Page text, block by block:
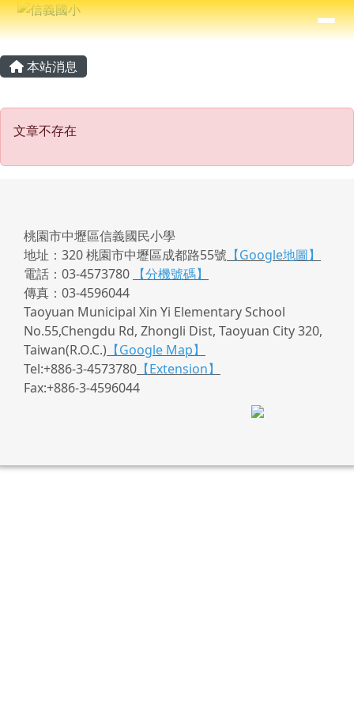
跳至主內容區
信義國小
⏸
導覽列
主內容區域
本站消息
文章不存在
文章不存在
頁尾區域
桃園市中壢區信義國民小學
地址：320 桃園市中壢區成都路55號 【Google地圖】
電話：03-4573780
【分機號碼】
傳真：03-4596044
Taoyuan Municipal Xin Yi Elementary School
No.55,Chengdu Rd, Zhongli Dist, Taoyuan City 320,
Taiwan(R.O.C.) 【Google Map】
Tel:+886-3-4573780 【Extension】
Fax:+886-3-4596044